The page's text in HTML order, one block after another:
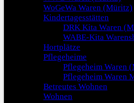
WoGeWa Waren (Müritz)
Kindertagesstätten
DRK Kita Waren
WABE-Kita
Hortplätze
Pflegeheime
Pflegeheim Waren
Pflegeheim Waren
Betreutes Wohnen
Wohnen